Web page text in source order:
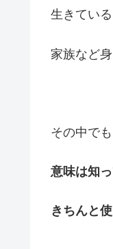
生きてい
家族など
その中でも
意味は知
きちんと